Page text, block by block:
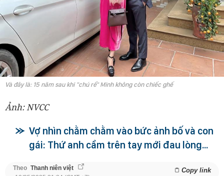
Và đây là: 15 năm sau khi "chú rể" Minh không còn chiếc ghế
Ảnh: NVCC
Vợ nhìn chằm chằm vào bức ảnh bố và con
gái: Thứ anh cầm trên tay mới đau lòng...
Theo Thanh niên việt Copy link